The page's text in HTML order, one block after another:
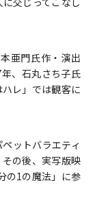
亜門氏作・演出
、石丸さち子氏
レ」では観客に
ットバラエティ
その後、実写版映
の1の魔法」に参